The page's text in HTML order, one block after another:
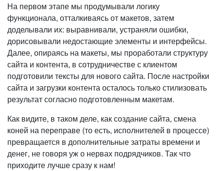
На первом этапе мы продумывали логику
функционала, отталкиваясь от макетов, затем
доделывали их: выравнивали, устраняли ошибки,
дорисовывали недостающие элементы и интерфейсы.
Далее, опираясь на макеты, мы проработали структуру
сайта и контента, в сотрудничестве с клиентом
подготовили тексты для нового сайта. После настройки
сайта и загрузки контента осталось только стилизовать
результат согласно подготовленным макетам.
Как видите, в таком деле, как создание сайта, смена
коней на переправе (то есть, исполнителей в процессе)
превращается в дополнительные затраты времени и
денег, не говоря уж о нервах подрядчиков. Так что
приходите лучше сразу к нам!